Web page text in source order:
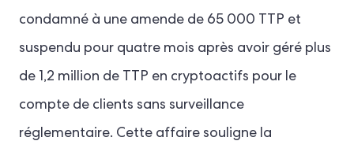
condamné à une amende de 65 000 TTP et
suspendu pour quatre mois après avoir géré plus
de 1,2 million de TTP en cryptoactifs pour le
compte de clients sans surveillance
réglementaire. Cette affaire souligne la